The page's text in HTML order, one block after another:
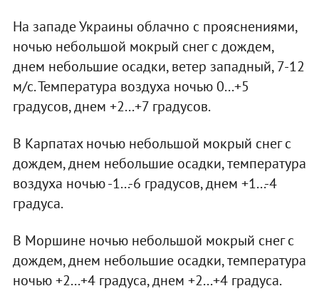
На западе Украины облачно с прояснениями,
ночью небольшой мокрый снег с дождем,
днем небольшие осадки, ветер западный, 7-12
м/с. Температура воздуха ночью 0...+5
градусов, днем +2...+7 градусов.
В Карпатах ночью небольшой мокрый снег с
дождем, днем небольшие осадки, температура
воздуха ночью -1...-6 градусов, днем +1...-4
градуса.
В Моршине ночью небольшой мокрый снег с
дождем, днем небольшие осадки, температура
ночью +2...+4 градуса, днем +2...+4 градуса.